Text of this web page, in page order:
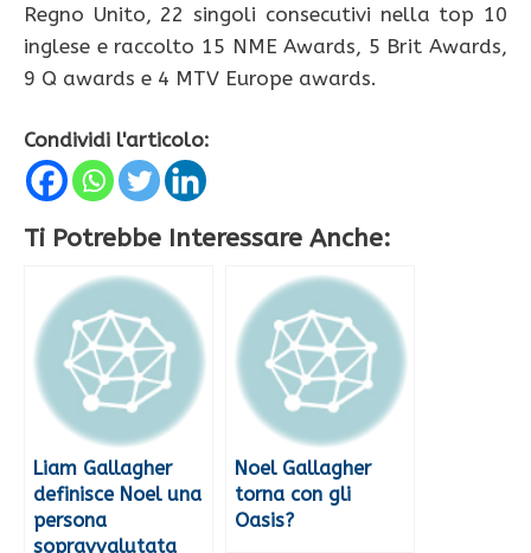
Regno Unito, 22 singoli consecutivi nella top 10
inglese e raccolto 15 NME Awards, 5 Brit Awards,
9 Q awards e 4 MTV Europe awards.
Condividi l'articolo:
Ti Potrebbe Interessare Anche:
Liam Gallagher
definisce Noel una
persona
sopravvalutata
Noel Gallagher
torna con gli
Oasis?